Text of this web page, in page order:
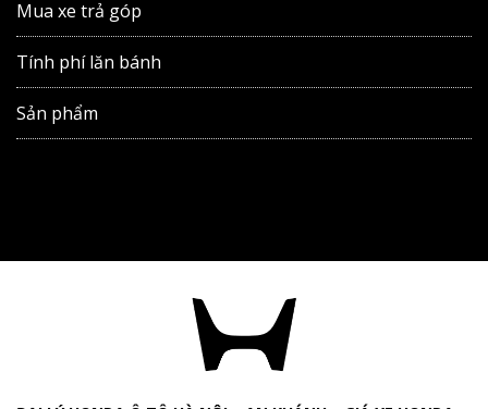
Mua xe trả góp
Tính phí lăn bánh
Sản phẩm